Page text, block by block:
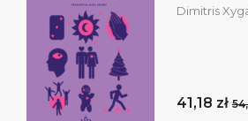
Dimitris
41,18 zł